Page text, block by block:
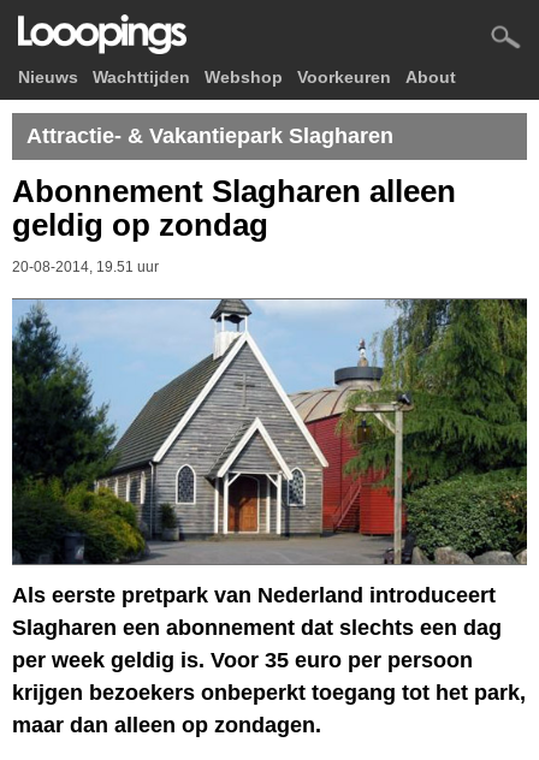
Nieuws Wachttijden Webshop Voorkeuren About
Attractie- & Vakantiepark Slagharen
Abonnement Slagharen alleen
geldig op zondag
20-08-2014, 19.51 uur
Als eerste pretpark van Nederland introduceert
Slagharen een abonnement dat slechts een dag
per week geldig is. Voor 35 euro per persoon
krijgen bezoekers onbeperkt toegang tot het park,
maar dan alleen op zondagen.